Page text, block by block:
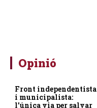
Opinió
Front independentista
i municipalista:
l’única via per salvar